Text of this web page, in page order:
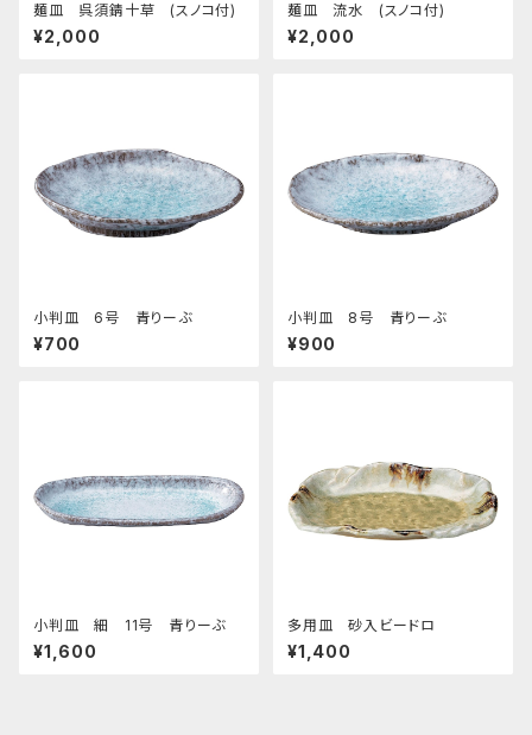
麺皿 呉須錆十草 (スノコ付)
¥2,000
麺皿 流水 (スノコ付)
¥2,000
小判皿 6号 青りーぶ
¥700
小判皿 8号 青りーぶ
¥900
小判皿 細 11号 青りーぶ
¥1,600
多用皿 砂入ビードロ
¥1,400